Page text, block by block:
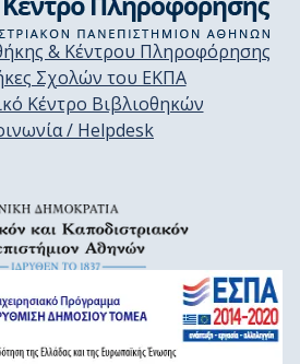
& Κέντρου Πληροφόρησης
Σχολών του ΕΚΠΑ
Κέντρο Βιβλιοθηκών
/ Helpdesk